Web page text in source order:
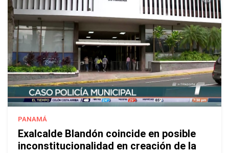
PANAMÁ
Exalcalde Blandón coincide en posible
inconstitucionalidad en creación de la